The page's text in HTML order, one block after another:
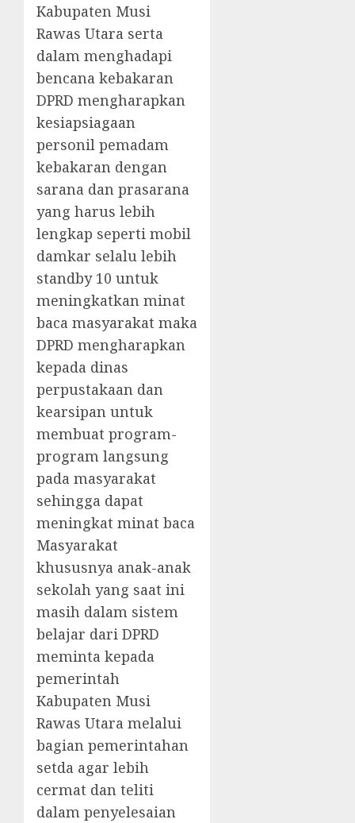
Kabupaten Musi
Rawas Utara serta
dalam menghadapi
bencana kebakaran
DPRD mengharapkan
kesiapsiagaan
personil pemadam
kebakaran dengan
sarana dan prasarana
yang harus lebih
lengkap seperti mobil
damkar selalu lebih
standby 10 untuk
meningkatkan minat
baca masyarakat maka
DPRD mengharapkan
kepada dinas
perpustakaan dan
kearsipan untuk
membuat program-
program langsung
pada masyarakat
sehingga dapat
meningkat minat baca
Masyarakat
khususnya anak-anak
sekolah yang saat ini
masih dalam sistem
belajar dari DPRD
meminta kepada
pemerintah
Kabupaten Musi
Rawas Utara melalui
bagian pemerintahan
setda agar lebih
cermat dan teliti
dalam penyelesaian